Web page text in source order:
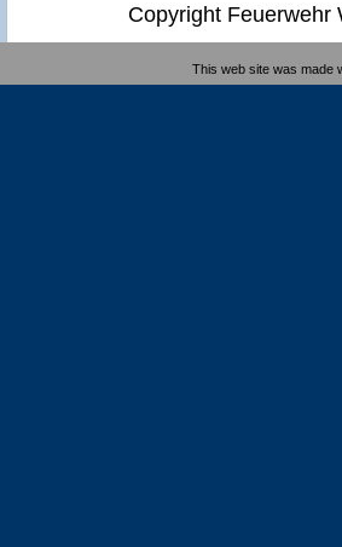
Copyright Feuerwehr
This web site was made